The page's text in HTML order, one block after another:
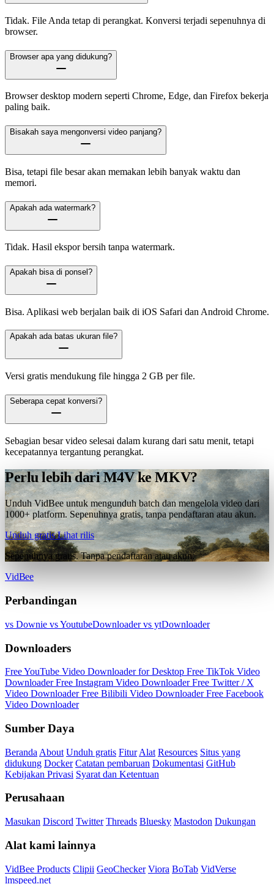
Tidak. File Anda tetap di perangkat. Konversi terjadi sepenuhnya di
browser.
Browser apa yang didukung?
Browser desktop modern seperti Chrome, Edge, dan Firefox bekerja
paling baik.
Bisakah saya mengonversi video panjang?
Bisa, tetapi file besar akan memakan lebih banyak waktu dan
memori.
Apakah ada watermark?
Tidak. Hasil ekspor bersih tanpa watermark.
Apakah bisa di ponsel?
Bisa. Aplikasi web berjalan baik di iOS Safari dan Android Chrome.
Apakah ada batas ukuran file?
Versi gratis mendukung file hingga 2 GB per file.
Seberapa cepat konversi?
Sebagian besar video selesai dalam kurang dari satu menit, tetapi
kecepatannya tergantung perangkat.
Perlu lebih dari M4V ke MKV?
Unduh VidBee untuk mengunduh batch dan mengelola video dari
1000+ platform. Sepenuhnya gratis, tanpa pendaftaran atau akun.
Unduh gratisLihat rilis
Sepenuhnya gratis. Tanpa pendaftaran atau akun.
VidBee
Perbandingan
vs Downie vs YoutubeDownloadervs ytDownloader
Downloaders
Free YouTube Video Downloader for Desktop Free TikTok Video
DownloaderFree Instagram Video DownloaderFree Twitter / X
Video DownloaderFree Bilibili Video DownloaderFree Facebook
Video Downloader
Sumber Daya
Beranda About Unduh gratis Fitur Alat Resources Situs yang
didukung Docker Catatan pembaruan Dokumentasi GitHub
Kebijakan Privasi Syarat dan Ketentuan
Perusahaan
Masukan Discord Twitter Threads Bluesky Mastodon Dukungan
Alat kami lainnya
VidBee Products Clipii GeoChecker Viora BoTab VidVerse
lmspeed.net